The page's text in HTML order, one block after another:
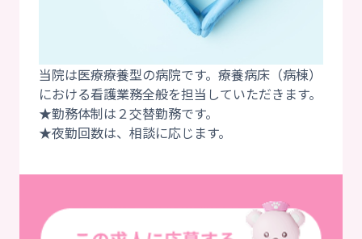
当院は医療療養型の病院です。療養病床（病棟）
における看護業務全般を担当していただきます。
★勤務体制は２交替勤務です。